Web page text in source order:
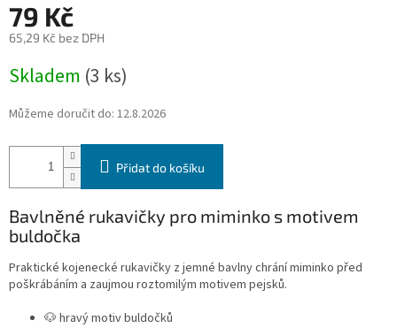
79 Kč
65,29 Kč bez DPH
cena:
Skladem (3 ks)
Můžeme doručit do: 12.8.2026
Přidat do košíku
Bavlněné rukavičky pro miminko s motivem
buldočka
Praktické kojenecké rukavičky z jemné bavlny chrání miminko před
poškrábáním a zaujmou roztomilým motivem pejsků.
🐶 hravý motiv buldočků